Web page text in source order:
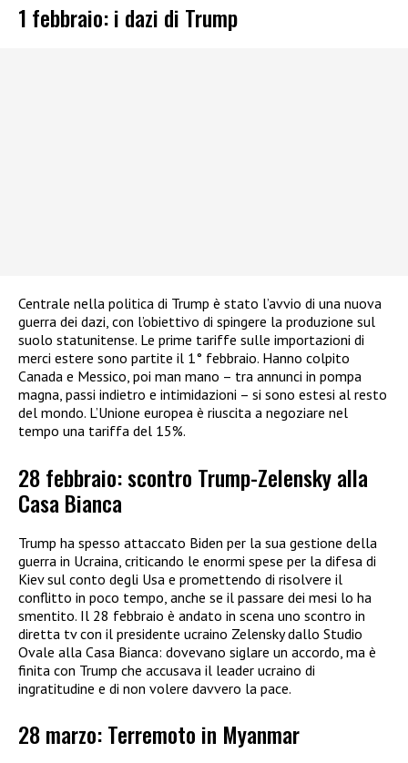
1 febbraio: i dazi di Trump
Centrale nella politica di Trump è stato l’avvio di una nuova
guerra dei dazi, con l’obiettivo di spingere la produzione sul
suolo statunitense. Le prime tariffe sulle importazioni di
merci estere sono partite il 1° febbraio. Hanno colpito
Canada e Messico, poi man mano – tra annunci in pompa
magna, passi indietro e intimidazioni – si sono estesi al resto
del mondo. L’Unione europea è riuscita a negoziare nel
tempo una tariffa del 15%.
28 febbraio: scontro Trump-Zelensky alla
Casa Bianca
Trump ha spesso attaccato Biden per la sua gestione della
guerra in Ucraina, criticando le enormi spese per la difesa di
Kiev sul conto degli Usa e promettendo di risolvere il
conflitto in poco tempo, anche se il passare dei mesi lo ha
smentito. Il 28 febbraio è andato in scena uno scontro in
diretta tv con il presidente ucraino Zelensky dallo Studio
Ovale alla Casa Bianca: dovevano siglare un accordo, ma è
finita con Trump che accusava il leader ucraino di
ingratitudine e di non volere davvero la pace.
28 marzo: Terremoto in Myanmar